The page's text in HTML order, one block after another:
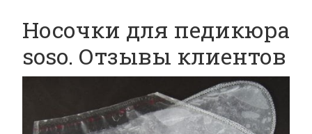
Носочки для педикюра
soso. Отзывы клиентов